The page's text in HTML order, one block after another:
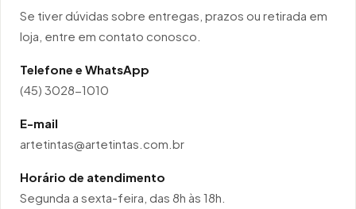
Se tiver dúvidas sobre entregas, prazos ou retirada em
loja, entre em contato conosco.
Telefone e WhatsApp
(45) 3028-1010
E-mail
artetintas@artetintas.com.br
Horário de atendimento
Segunda a sexta-feira, das 8h às 18h.